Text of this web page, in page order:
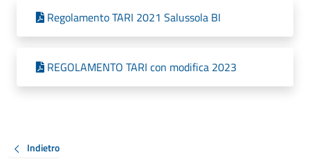
Regolamento TARI 2021 Salussola BI
REGOLAMENTO TARI con modifica 2023
Indietro